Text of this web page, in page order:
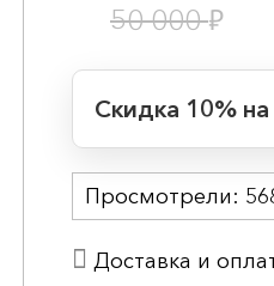
50 000₽
Скидка 10%
Начало:
Окончание:
Просмотрели:
Доставка и